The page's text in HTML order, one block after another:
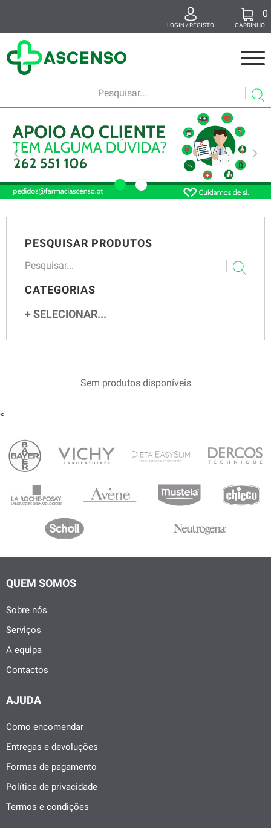
LOGIN / REGISTO CARRINHO
0
PESQUISAR PRODUTOS
CATEGORIAS
SELECIONAR...
Sem produtos disponíveis
<
QUEM SOMOS
Sobre nós
Serviços
A equipa
Contactos
AJUDA
Como encomendar
Entregas e devoluções
Formas de pagamento
Política de privacidade
Termos e condições
MEDICAMENTOS
BELEZA
SAÚDE E BEM-ESTAR
VETERINÁRIA